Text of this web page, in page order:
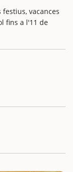
vacances
fins a l'11 de